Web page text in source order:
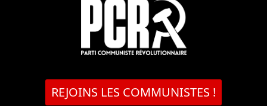
REJOINS LES COMMUNISTES !